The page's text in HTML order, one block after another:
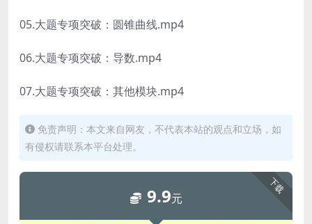
05.大题专项突破：圆锥曲线.mp4
06.大题专项突破：导数.mp4
07.大题专项突破：其他模块.mp4
免责声明：本文来自网友，不代表本站的观点和立场，如
有侵权请联系本平台处理。
下载
9.9元